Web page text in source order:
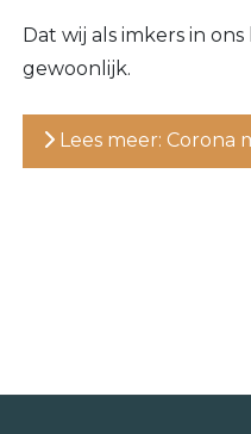
Dat wij als imkers in
gewoonlijk.
Lees meer: Corona